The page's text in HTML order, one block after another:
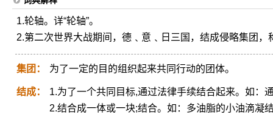
1.轮轴。详“轮轴”。
2.第二次世界大战期间，德﹑意﹑日三国，结成侵略集团，
集团： 为了一定的目的组织起来共同行动的团体。
结成：
1.为了一个共同目标,通过法律手续结合起来。如：
2.结合成一体或一块;结合。如：多油脂的小油滴凝